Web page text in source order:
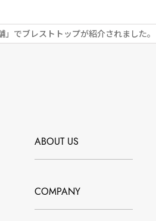
でブレストトップが紹介されました。
ABOUT US
COMPANY